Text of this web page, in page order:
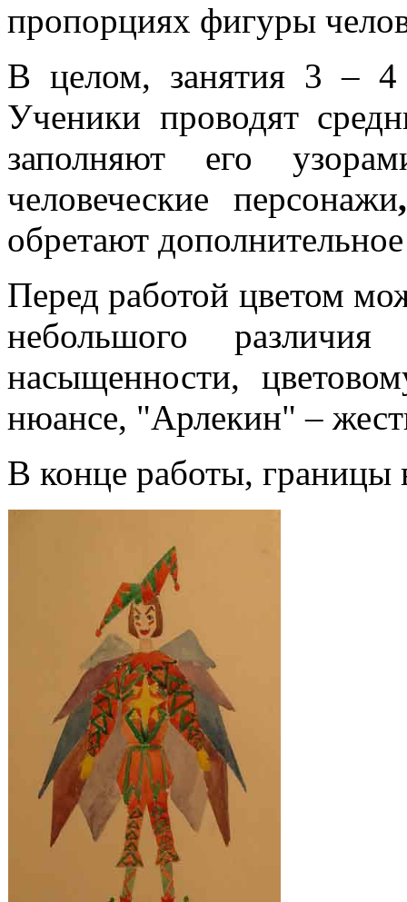
пропорциях фигуры
В целом, занятия 3 –
Ученики проводят
заполняют его
человеческие
персонажи
обретают
Перед работой цветом
небольшого
насыщенности,
нюансе, "Арлекин" –
В конце работы, границы